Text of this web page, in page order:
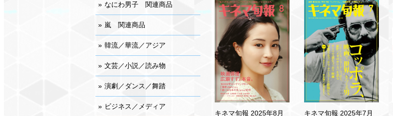
キネマ旬報 2025年8月
キネマ旬報 2025年7月
なにわ男子 関連商品
嵐 関連商品
韓流／華流／アジア
文芸／小説／読み物
演劇／ダンス／舞踏
ビジネス／メディア